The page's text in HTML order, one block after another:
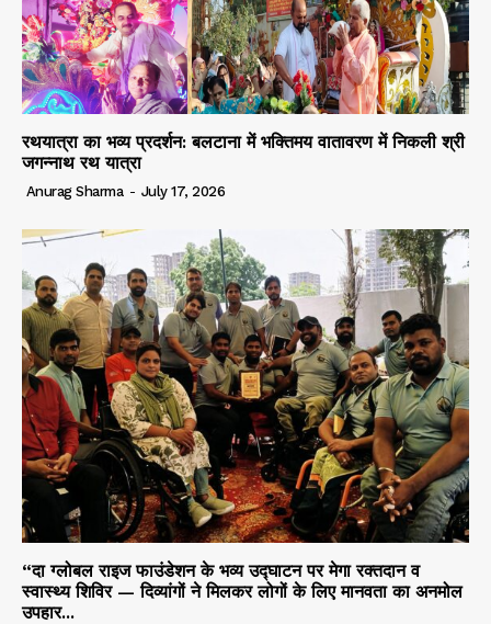
रथयात्रा का भव्य प्रदर्शन: बलटाना में भक्तिमय वातावरण में निकली श्री
जगन्नाथ रथ यात्रा
Anurag Sharma - July 17, 2026
“दा ग्लोबल राइज फाउंडेशन के भव्य उद्घाटन पर मेगा रक्तदान व
स्वास्थ्य शिविर — दिव्यांगों ने मिलकर लोगों के लिए मानवता का अनमोल
उपहार...